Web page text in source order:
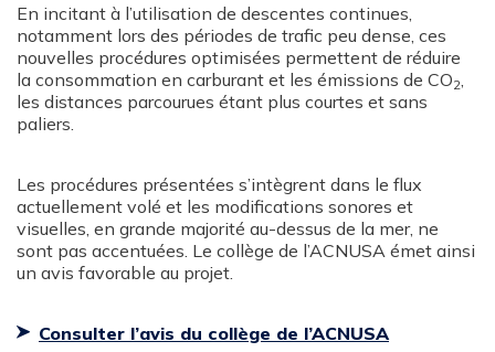
En incitant à l’utilisation de descentes continues,
notamment lors des périodes de trafic peu dense, ces
nouvelles procédures optimisées permettent de réduire
la consommation en carburant et les émissions de CO2
les distances parcourues étant plus courtes et sans
paliers.
Les procédures présentées s’intègrent dans le flux
actuellement volé et les modifications sonores et
visuelles, en grande majorité au-dessus de la mer, ne
sont pas accentuées. Le collège de l’ACNUSA émet ainsi
un avis favorable au projet.
Consulter l’avis du collège de l’ACNUSA